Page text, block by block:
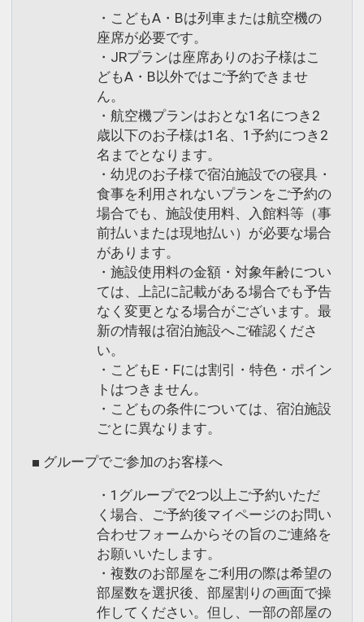
・こどもA・Bは列車または航空機の
座席が必要です。
・JRプランは座席ありのお子様はこ
どもA・B以外ではご予約できませ
ん。
・航空機プランはおとな1名につき2
歳以下のお子様は1名、1予約につき2
名までとなります。
・幼児のお子様で宿泊施設での寝具・
食事を利用されないプランをご予約の
場合でも、施設使用料、入館料等（事
前払いまたは現地払い）が必要な場合
があります。
・施設使用料の金額・対象年齢につい
ては、上記に記載がある場合でも予告
なく変更となる場合がございます。最
新の情報は宿泊施設へご確認くださ
い。
・こどもE・Fには割引・特色・ポイン
トはつきません。
・こどもの条件については、宿泊施設
ごとに異なります。
■ グループでご参加のお客様へ
・1グループで2つ以上ご予約いただ
く場合、ご予約後マイページのお問い
合わせフォームからその旨のご連絡を
お願いいたします。
・複数のお部屋をご利用の際は希望の
部屋数を選択後、部屋割りの画面で操
作してください。但し、一部の部屋の